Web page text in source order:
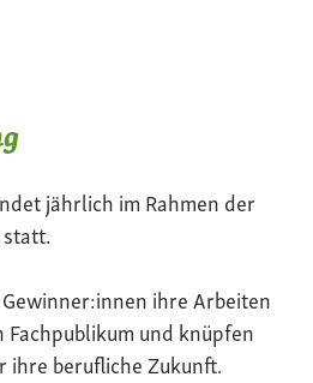
jährlich im Rahmen der
ihre Arbeiten
und knüpfen
berufliche Zukunft.